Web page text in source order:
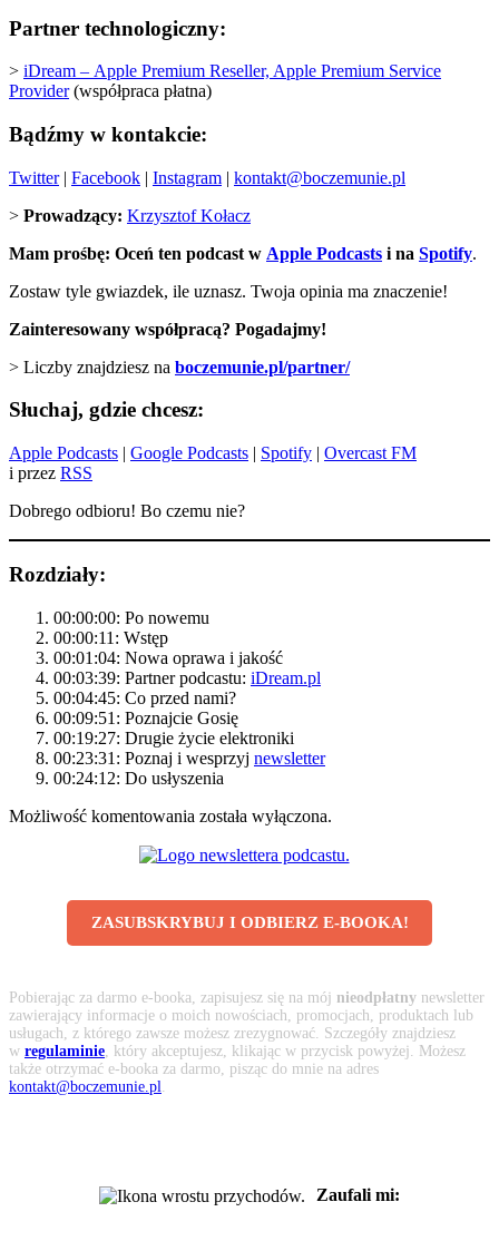
Partner technologiczny:
> iDream – Apple Premium Reseller, Apple Premium Service
Provider(współpraca płatna)
Bądźmy w kontakcie:
Twitter| Facebook | Instagram | kontakt@boczemunie.pl
> Prowadzący: Krzysztof Kołacz
Mam prośbę: Oceń ten podcast w Apple Podcasts i na Spotify.
Zostaw tyle gwiazdek, ile uznasz. Twoja opinia ma znaczenie!
Zainteresowany współpracą? Pogadajmy!
> Liczby znajdziesz na boczemunie.pl/partner/
Słuchaj, gdzie chcesz:
Apple Podcasts | Google Podcasts | Spotify | Overcast FM
i przez RSS
Dobrego odbioru! Bo czemu nie?
Rozdziały:
00:00:00: Po nowemu
00:00:11: Wstęp
00:01:04: Nowa oprawa i jakość
00:03:39: Partner podcastu: iDream.pl
00:04:45: Co przed nami?
00:09:51: Poznajcie Gosię
00:19:27: Drugie życie elektroniki
00:23:31: Poznaj i wesprzyj newsletter
00:24:12: Do usłyszenia
Możliwość komentowania została wyłączona.
ZASUBSKRYBUJ I ODBIERZ E-BOOKA!
Pobierając za darmo e-booka, zapisujesz się na mój nieodpłatny newsletter
zawierający informacje o moich nowościach, promocjach, produktach lub
usługach, z którego zawsze możesz zrezygnować. Szczegóły znajdziesz
w regulaminie , który akceptujesz, klikając w przycisk powyżej. Możesz
także otrzymać e-booka za darmo, pisząc do mnie na adres
kontakt@boczemunie.pl
Zaufali mi: